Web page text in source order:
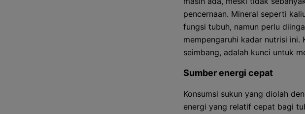
pencernaan. Mineral seperti
fungsi tubuh, namun perlu
mempengaruhi kadar nutrisi ini.
seimbang, adalah kunci untuk
Sumber energi cepat
Konsumsi sukun yang diolah
energi yang relatif cepat bagi